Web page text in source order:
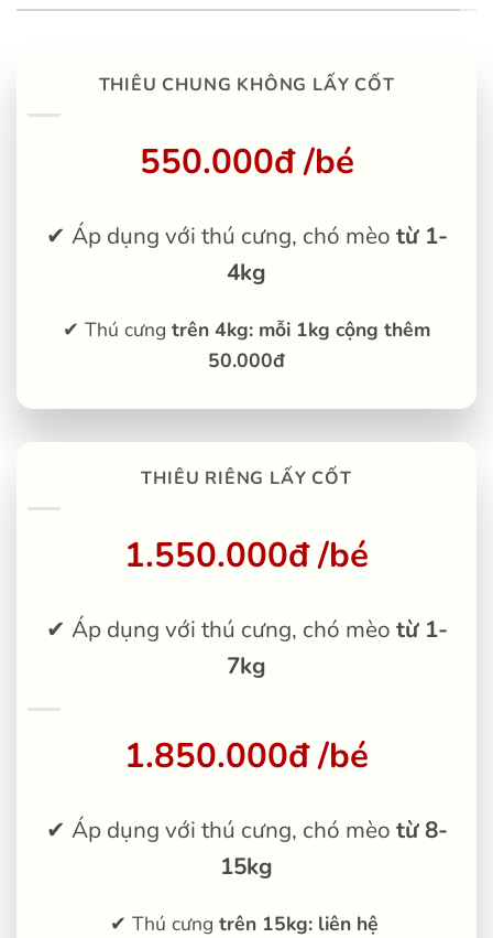
THIÊU CHUNG KHÔNG LẤY CỐT
550.000đ /bé
✔ Áp dụng với thú cưng, chó mèo từ 1-
4kg
✔ Thú cưng trên 4kg: mỗi 1kg cộng thêm
50.000đ
THIÊU RIÊNG LẤY CỐT
1.550.000đ /bé
✔ Áp dụng với thú cưng, chó mèo từ 1-
7kg
1.850.000đ /bé
✔ Áp dụng với thú cưng, chó mèo từ 8-
15kg
✔ Thú cưng trên 15kg: liên hệ